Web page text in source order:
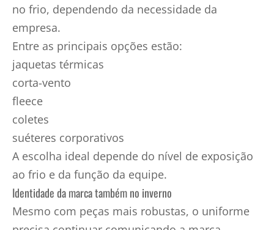
no frio, dependendo da necessidade da
empresa.
Entre as principais opções estão:
jaquetas térmicas
corta-vento
fleece
coletes
suéteres corporativos
A escolha ideal depende do nível de exposição
ao frio e da função da equipe.
Identidade da marca também no inverno
Mesmo com peças mais robustas, o uniforme